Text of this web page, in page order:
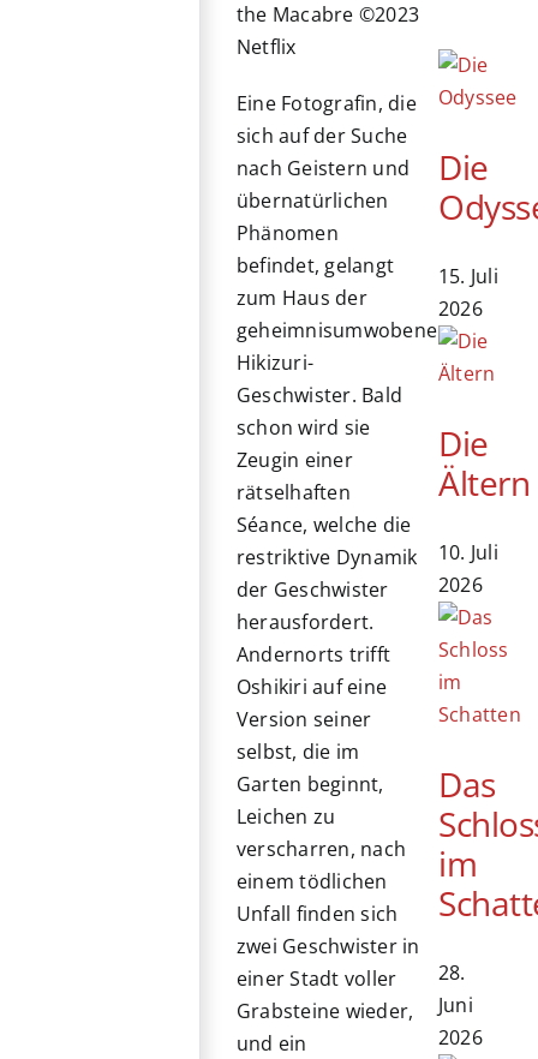
the Macabre ©2023
Netflix
Eine Fotografin, die
sich auf der Suche
nach Geistern und
übernatürlichen
Phänomen
befindet, gelangt
zum Haus der
geheimnisumwobenen
Hikizuri-
Geschwister. Bald
schon wird sie
Zeugin einer
rätselhaften
Séance, welche die
restriktive Dynamik
der Geschwister
herausfordert.
Andernorts trifft
Oshikiri auf eine
Version seiner
selbst, die im
Garten beginnt,
Leichen zu
verscharren, nach
einem tödlichen
Unfall finden sich
zwei Geschwister in
einer Stadt voller
Grabsteine wieder,
und ein
Die
15. Juli
2026
Die
Ältern
10. Juli
2026
Das
im
28.
Juni
2026